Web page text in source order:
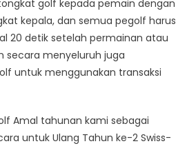
golf kepada pemain dengan
kepala, dan semua pegolf harus
20 detik setelah permainan atau
secara menyeluruh juga
untuk menggunakan transaksi
Amal tahunan kami sebagai
untuk Ulang Tahun ke-2 Swiss-